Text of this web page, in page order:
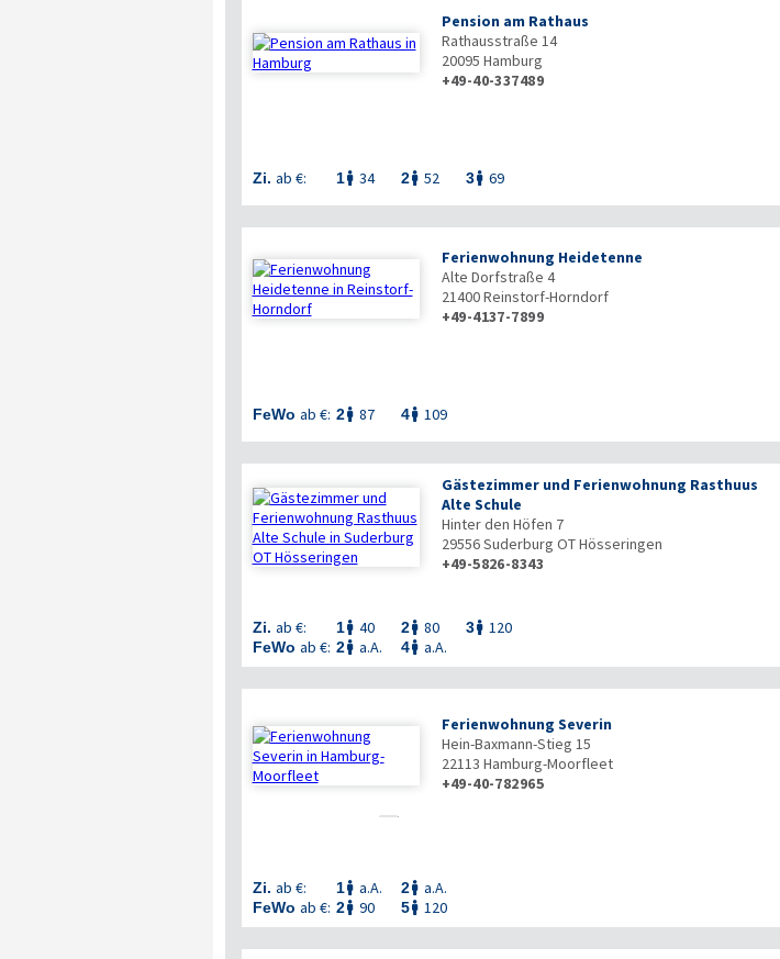
Pension am Rathaus
Rathausstraße 14
20095 Hamburg
+49-40-337489
Zi. ab €: 1 34 2 52 3 69
Ferienwohnung Heidetenne
Alte Dorfstraße 4
21400Reinstorf-Horndorf
+49-4137-7899
FeWo ab €: 2 87 4 109
Gästezimmer und Ferienwohnung Rasthuus
Alte Schule
Hinter den Höfen 7
29556Suderburg OT Hösseringen
+49-5826-8343
Zi. ab €: 1 40 2 80 3 120
FeWo ab €: 2 a.A. 4 a.A.

Ferienwohnung Severin
Hein-Baxmann-Stieg 15
22113 Hamburg-Moorfleet
+49-40-782965
Zi. ab €: 1 a.A. 2 a.A.
FeWo ab €: 2 90 5 120